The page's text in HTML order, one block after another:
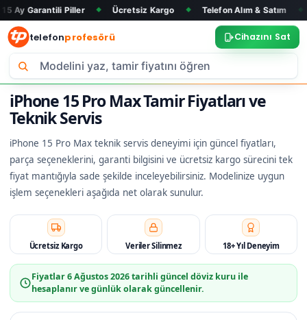
Piller ◆ Ücretsiz Kargo ◆ Telefon Alım & Satım ◆ Tüm
telefonprofesörü Cihazını Sat
iPhone 15 Pro Max Tamir Fiyatları ve
Teknik Servis
iPhone 15 Pro Max teknik servis deneyimi için güncel fiyatları,
parça seçeneklerini, garanti bilgisini ve ücretsiz kargo sürecini tek
fiyat mantığıyla sade şekilde inceleyebilirsiniz. Modelinize uygun
işlem seçenekleri aşağıda net olarak sunulur.
Ücretsiz Kargo Veriler Silinmez 18+ Yıl Deneyim
Fiyatlar6 Ağustos 2026tarihli güncel döviz kuru ile
hesaplanır ve günlük olarak güncellenir.